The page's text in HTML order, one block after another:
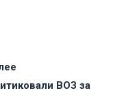
ВОЗ за